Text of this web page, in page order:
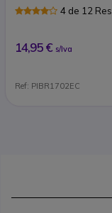
4 de 12
14,95 € s/Iva
Ref: PIBR1702EC